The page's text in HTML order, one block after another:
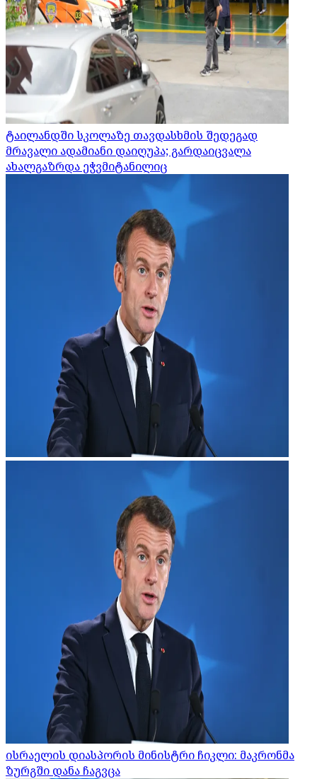
ტაილანდში სკოლაზე თავდასხმის შედეგად
მრავალი ადამიანი დაიღუპა; გარდაიცვალა
ახალგაზრდა ეჭვმიტანილიც
ისრაელის დიასპორის მინისტრი ჩიკლი: მაკრონმა
ზურგში დანა ჩაგვცა